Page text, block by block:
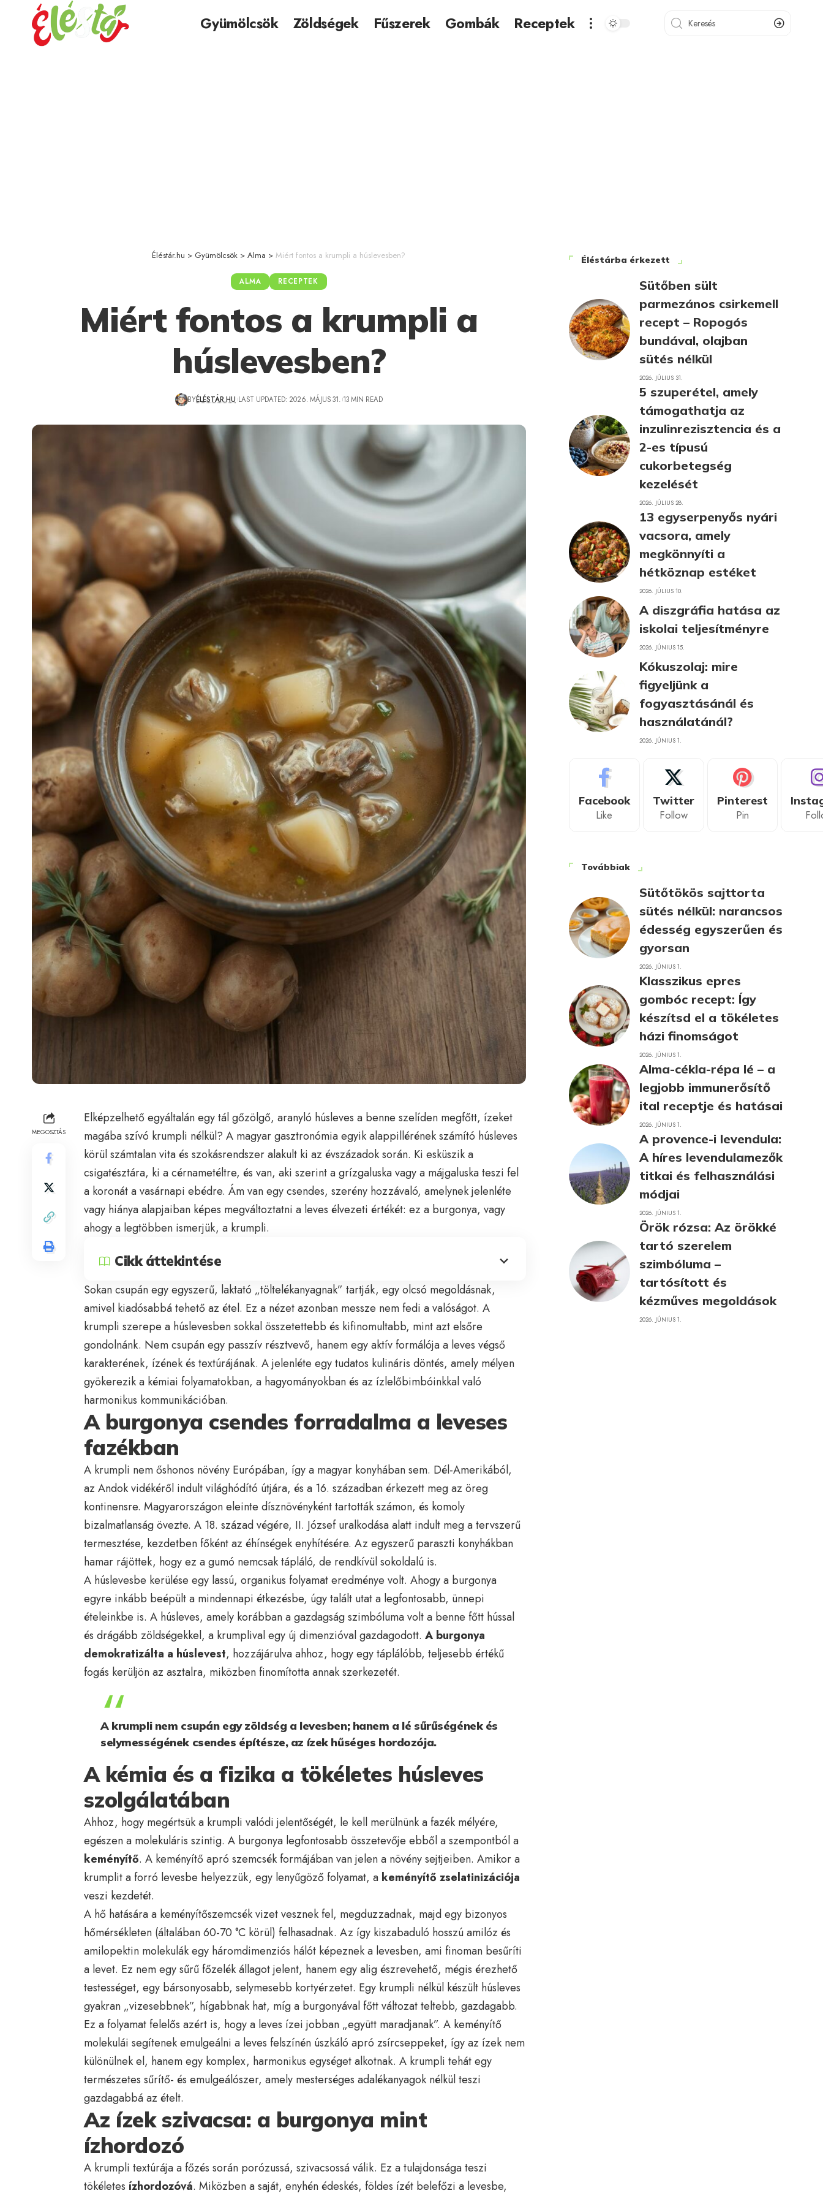
Gyümölcsök Zöldségek Fűszerek Gombák Receptek
Éléstár.hu > Gyümölcsök >Alma >Miért fontos a krumpli a húslevesben?
ALMA RECEPTEK
Miért fontos a krumpli a
húslevesben?
BYÉLÉSTÁR.HU LAST UPDATED: 2026. MÁJUS 31. 13 MIN READ
MEGOSZTÁS
Elképzelhető egyáltalán egy tál gőzölgő, aranyló húsleves a benne szelíden megfőtt, ízeket
magába szívó krumpli nélkül? A magyar gasztronómia egyik alappillérének számító húsleves
körül számtalan vita és szokásrendszer alakult ki az évszázadok során. Ki esküszik a
csigatésztára, ki a cérnametéltre, és van, aki szerint a grízgaluska vagy a májgaluska teszi fel
a koronát a vasárnapi ebédre. Ám van egy csendes, szerény hozzávaló, amelynek jelenléte
vagy hiánya alapjaiban képes megváltoztatni a leves élvezeti értékét: ez a burgonya, vagy
ahogy a legtöbben ismerjük, a krumpli.
Cikk áttekintése
Sokan csupán egy egyszerű, laktató „töltelékanyagnak” tartják, egy olcsó megoldásnak,
amivel kiadósabbá tehető az étel. Ez a nézet azonban messze nem fedi a valóságot. A
krumpli szerepe a húslevesben sokkal összetettebb és kifinomultabb, mint azt elsőre
gondolnánk. Nem csupán egy passzív résztvevő, hanem egy aktív formálója a leves végső
karakterének, ízének és textúrájának. A jelenléte egy tudatos kulináris döntés, amely mélyen
gyökerezik a kémiai folyamatokban, a hagyományokban és az ízlelőbimbóinkkal való
harmonikus kommunikációban.
A burgonya csendes forradalma a leveses
fazékban
A krumpli nem őshonos növény Európában, így a magyar konyhában sem. Dél-Amerikából,
az Andok vidékéről indult világhódító útjára, és a 16. században érkezett meg az öreg
kontinensre. Magyarországon eleinte dísznövényként tartották számon, és komoly
bizalmatlanság övezte. A 18. század végére, II. József uralkodása alatt indult meg a tervszerű
termesztése, kezdetben főként az éhínségek enyhítésére. Az egyszerű paraszti konyhákban
hamar rájöttek, hogy ez a gumó nemcsak tápláló, de rendkívül sokoldalú is.
A húslevesbe kerülése egy lassú, organikus folyamat eredménye volt. Ahogy a burgonya
egyre inkább beépült a mindennapi étkezésbe, úgy talált utat a legfontosabb, ünnepi
ételeinkbe is. A húsleves, amely korábban a gazdagság szimbóluma volt a benne főtt hússal
és drágább zöldségekkel, a krumplival egy új dimenzióval gazdagodott. A burgonya
demokratizálta a húslevest, hozzájárulva ahhoz, hogy egy táplálóbb, teljesebb értékű
fogás kerüljön az asztalra, miközben finomította annak szerkezetét.
A krumpli nem csupán egy zöldség a levesben; hanem a lé sűrűségének és
selymességének csendes építésze, az ízek hűséges hordozója.
A kémia és a fizika a tökéletes húsleves
szolgálatában
Ahhoz, hogy megértsük a krumpli valódi jelentőségét, le kell merülnünk a fazék mélyére,
egészen a molekuláris szintig. A burgonya legfontosabb összetevője ebből a szempontból a
keményítő. A keményítő apró szemcsék formájában van jelen a növény sejtjeiben. Amikor a
krumplit a forró levesbe helyezzük, egy lenyűgöző folyamat, a keményítő zselatinizációja
veszi kezdetét.
A hő hatására a keményítőszemcsék vizet vesznek fel, megduzzadnak, majd egy bizonyos
hőmérsékleten (általában 60-70 °C körül) felhasadnak. Az így kiszabaduló hosszú amilóz és
amilopektin molekulák egy háromdimenziós hálót képeznek a levesben, ami finoman besűríti
a levet. Ez nem egy sűrű főzelék állagot jelent, hanem egy alig észrevehető, mégis érezhető
testességet, egy bársonyosabb, selymesebb kortyérzetet. Egy krumpli nélkül készült húsleves
gyakran „vizesebbnek”, hígabbnak hat, míg a burgonyával főtt változat teltebb, gazdagabb.
Ez a folyamat felelős azért is, hogy a leves ízei jobban „együtt maradjanak”. A keményítő
molekulái segítenek emulgeálni a leves felszínén úszkáló apró zsírcseppeket, így az ízek nem
különülnek el, hanem egy komplex, harmonikus egységet alkotnak. A krumpli tehát egy
természetes sűrítő- és emulgeálószer, amely mesterséges adalékanyagok nélkül teszi
gazdagabbá az ételt.
Az ízek szivacsa: a burgonya mint
ízhordozó
A krumpli textúrája a főzés során porózussá, szivacsossá válik. Ez a tulajdonsága teszi
tökéletes ízhordozóvá. Miközben a saját, enyhén édeskés, földes ízét belefőzi a levesbe,
Éléstárba érkezett
Sütőben sült
parmezános csirkemell
recept – Ropogós
bundával, olajban
sütés nélkül
2026. JÚLIUS 31.
5 szuperétel, amely
támogathatja az
inzulinrezisztencia és a
2-es típusú
cukorbetegség
kezelését
2026. JÚLIUS 28.
13 egyserpenyős nyári
vacsora, amely
megkönnyíti a
hétköznap estéket
2026. JÚLIUS 10.
A diszgráfia hatása az
iskolai teljesítményre
2026. JÚNIUS 15.
Kókuszolaj: mire
figyeljünk a
fogyasztásánál és
használatánál?
2026. JÚNIUS 1.
Facebook
Like
Twitter
Follow
Pinterest
Pin
Továbbiak
Sütőtökös sajttorta
sütés nélkül: narancsos
édesség egyszerűen és
gyorsan
2026. JÚNIUS 1.
Klasszikus epres
gombóc recept: Így
készítsd el a tökéletes
házi finomságot
2026. JÚNIUS 1.
Alma-cékla-répa lé – a
legjobb immunerősítő
ital receptje és hatásai
2026. JÚNIUS 1.
A provence-i levendula:
A híres levendulamezők
titkai és felhasználási
módjai
2026. JÚNIUS 1.
Örök rózsa: Az örökké
tartó szerelem
szimbóluma –
tartósított és
kézműves megoldások
2026. JÚNIUS 1.